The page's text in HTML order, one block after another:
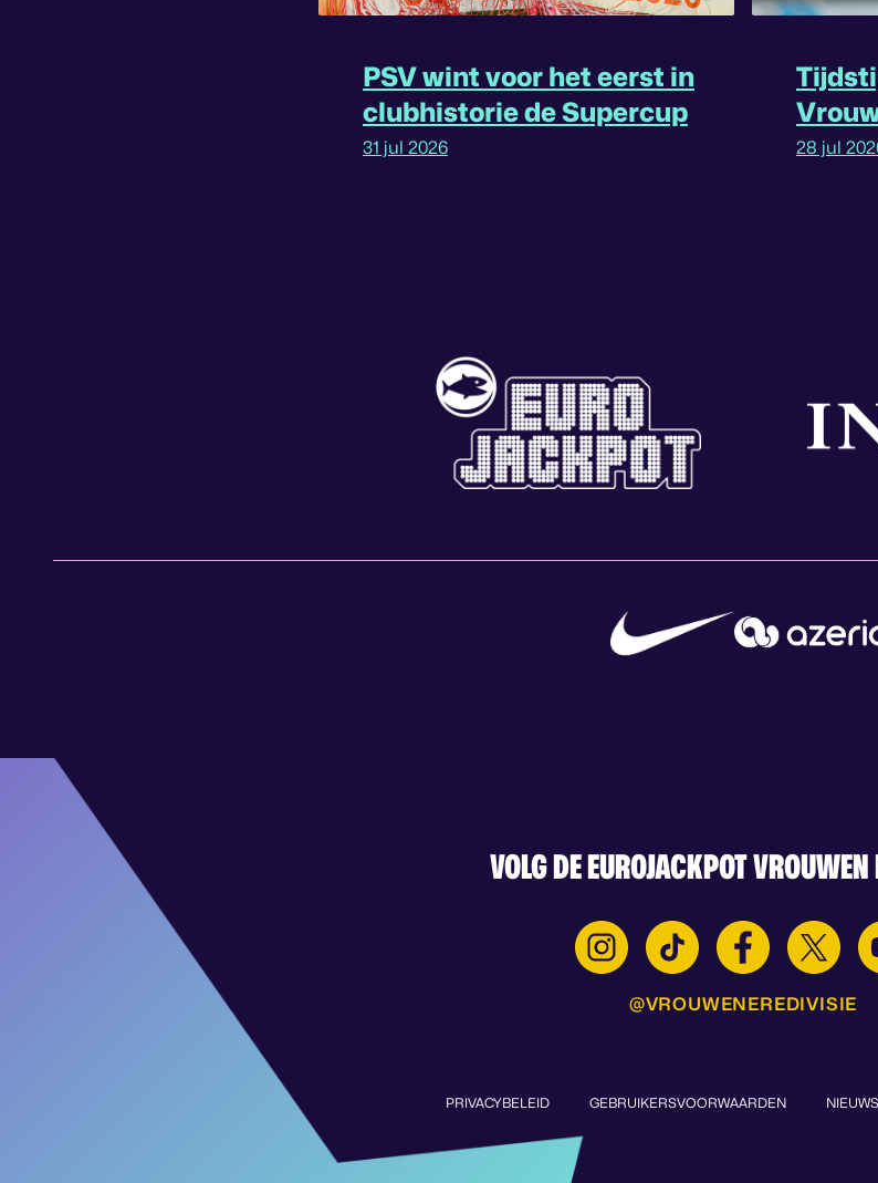
PSV wint voor het eerst in
clubhistorie de Supercup
31 jul 2026 28 jul
VOLG DE EUROJACKPOT
@VROUWENEREDIVISIE
PRIVACYBELEID GEBRUIKERSVOORWAARDEN NIEUWS